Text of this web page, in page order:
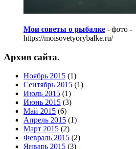
Мои советы о рыбалке - фото -
https://moisovetyorybalke.ru/
Архив сайта.
Ноябрь 2015 (1)
Сентябрь 2015 (1)
Июль 2015 (1)
Июнь 2015 (3)
Май 2015 (6)
Апрель 2015 (1)
Март 2015 (2)
Февраль 2015 (2)
Январь 2015 (3)